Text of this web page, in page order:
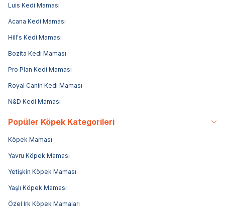
Luis Kedi Maması
Acana Kedi Maması
Hill's Kedi Maması
Bozita Kedi Maması
Pro Plan Kedi Maması
Royal Canin Kedi Maması
N&D Kedi Maması
Popüler Köpek Kategorileri
Köpek Maması
Yavru Köpek Maması
Yetişkin Köpek Maması
Yaşlı Köpek Maması
Özel Irk Köpek Mamaları